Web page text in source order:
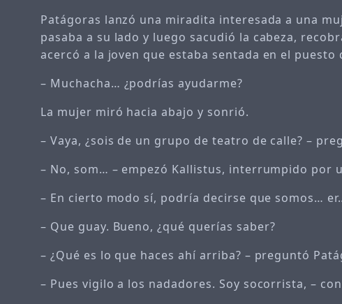
Patágoras lanzó una miradita interesada a una
pasaba a su lado y luego sacudió la cabeza,
acercó a la joven que estaba sentada en el puesto
– Muchacha… ¿podrías ayudarme?
La mujer miró hacia abajo y sonrió.
– Vaya, ¿sois de un grupo de teatro de calle? –
– No, som… – empezó Kallistus, interrumpido por
– En cierto modo sí, podría decirse que somos…
– Que guay. Bueno, ¿qué querías saber?
– ¿Qué es lo que haces ahí arriba? – preguntó
– Pues vigilo a los nadadores. Soy socorrista, –